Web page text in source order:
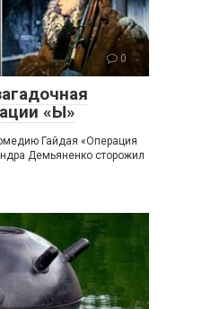
0
«Ы»
Гайдая «Операция
Демьяненко сторожил